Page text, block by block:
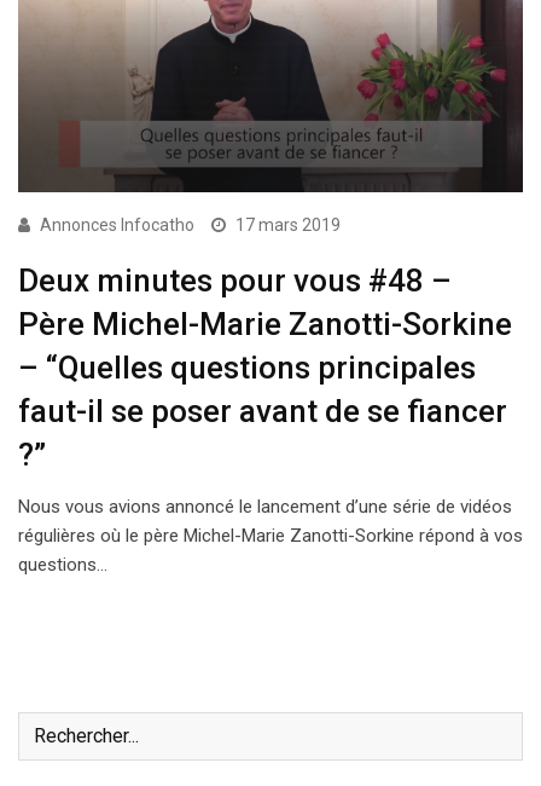
Annonces Infocatho 17 mars 2019
Deux minutes pour vous #48 –
Père Michel-Marie Zanotti-Sorkine
– “Quelles questions principales
faut-il se poser avant de se fiancer
?”
Nous vous avions annoncé le lancement d’une série de vidéos
régulières où le père Michel-Marie Zanotti-Sorkine répond à vos
questions…